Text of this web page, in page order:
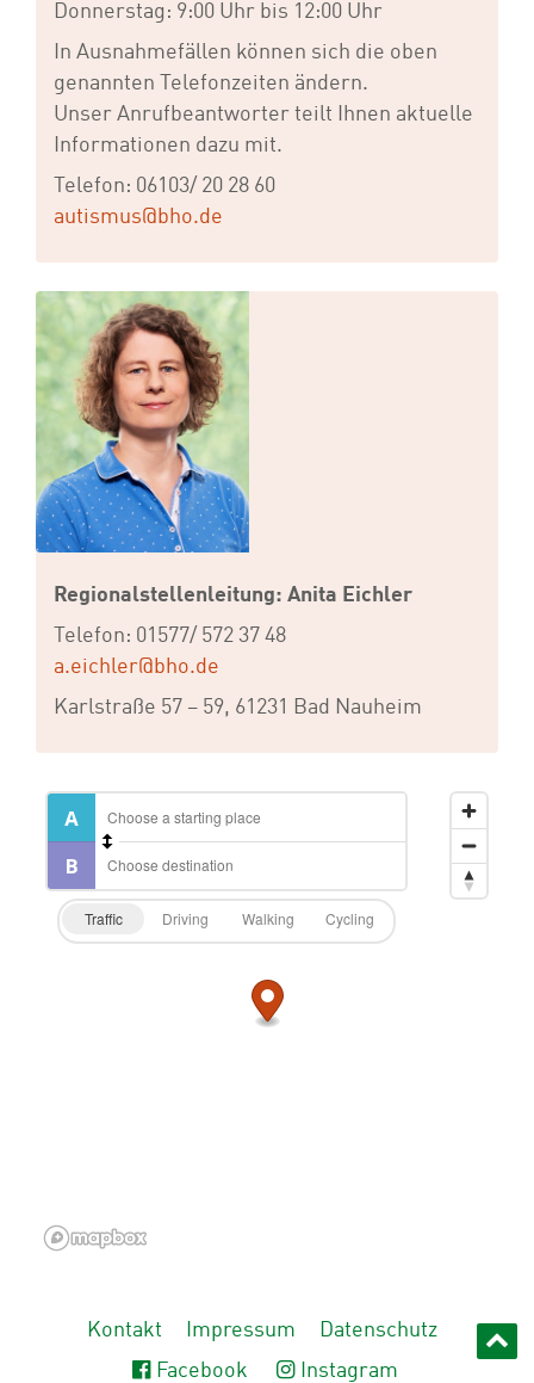
Donnerstag: 9:00 Uhr bis 12:00 Uhr
In Ausnahmefällen können sich die oben
genannten Telefonzeiten ändern.
Unser Anrufbeantworter teilt Ihnen aktuelle
Informationen dazu mit.
Telefon: 06103/ 20 28 60
autismus@bho.de
Regionalstellenleitung: Anita Eichler
Telefon: 01577/ 572 37 48
a.eichler@bho.de
Karlstraße 57 – 59, 61231 Bad Nauheim
Traffic Driving Walking Cycling
Kontakt Impressum
Datenschutz
Facebook
Instagram